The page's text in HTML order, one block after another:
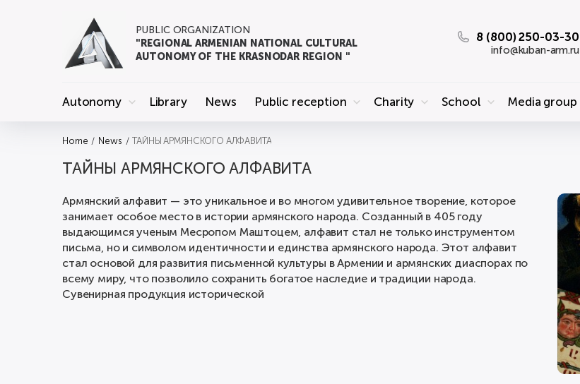
PUBLIC ORGANIZATION
"REGIONAL ARMENIAN NATIONAL CULTURAL
AUTONOMY OF THE KRASNODAR REGION "
8 (800) 250-03-30
info@kuban-arm.ru
Autonomy Library News Public reception Charity School Media group
Home News ТАЙНЫ АРМЯНСКОГО АЛФАВИТА
ТАЙНЫ АРМЯНСКОГО АЛФАВИТА
Армянский алфавит — это уникальное и во многом удивительное творение, которое
занимает особое место в истории армянского народа. Созданный в 405 году
выдающимся ученым Месропом Маштоцем, алфавит стал не только инструментом
письма, но и символом идентичности и единства армянского народа. Этот алфавит
стал основой для развития письменной культуры в Армении и армянских диаспорах по
всему миру, что позволило сохранить богатое наследие и традиции народа.
Сувенирная продукция исторической